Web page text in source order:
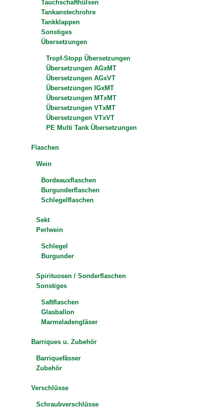
Tauchschafthülsen
Tankanstechrohre
Tankklappen
Sonstiges
Übersetzungen
Tropf-Stopp Übersetzungen
Übersetzungen AGxMT
Übersetzungen AGxVT
Übersetzungen IGxMT
Übersetzungen MTxMT
Übersetzungen VTxMT
Übersetzungen VTxVT
PE Multi Tank Übersetzungen
Flaschen
Wein
Bordeauxflaschen
Burgunderflaschen
Schlegelflaschen
Sekt
Perlwein
Schlegel
Burgunder
Spirituosen / Sonderflaschen
Sonstiges
Saftflaschen
Glasballon
Marmeladengläser
Barriques u. Zubehör
Barriquefässer
Zubehör
Verschlüsse
Schraubverschlüsse